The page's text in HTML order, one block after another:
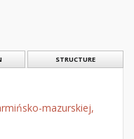
STRUCTURE
mazurskiej,